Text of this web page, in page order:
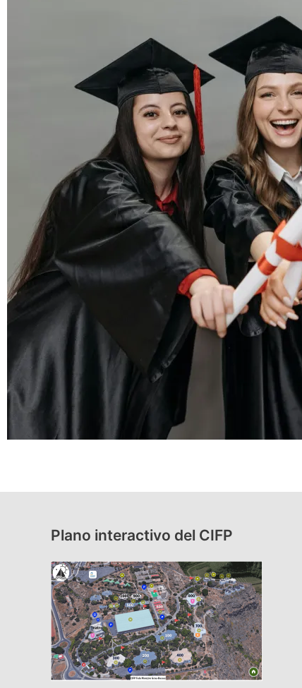
Plano interactivo del CIFP